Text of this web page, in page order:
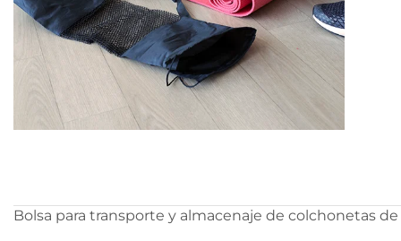
Bolsa para transporte y almacenaje de colchonetas